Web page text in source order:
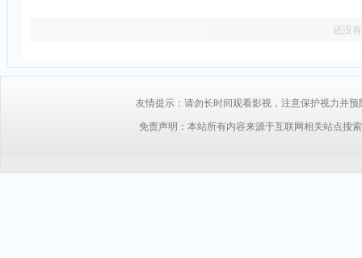
还没
友情提示：请勿长时间观看影视，注意保护视力并
免责声明：本站所有内容来源于互联网相关站点搜